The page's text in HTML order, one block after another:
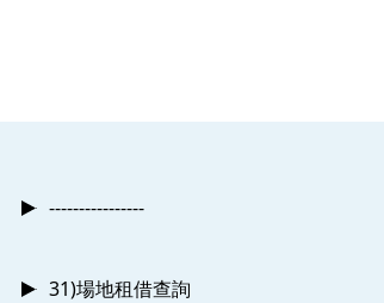
----------------
31)場地租借查詢